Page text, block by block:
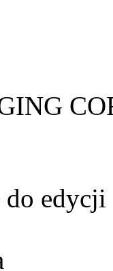
do edycji